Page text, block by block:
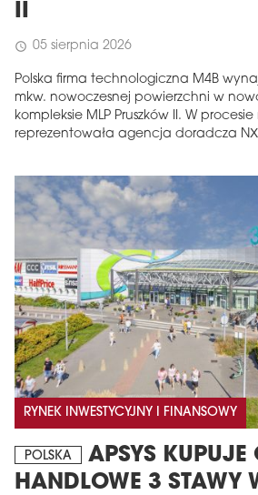
II
schedule 05 sierpnia 2026
Polska firma technologiczna M4B
mkw. nowoczesnej powierzchni w
kompleksie MLP Pruszków II. W
reprezentowała agencja doradcza
RYNEK INWESTYCYJNY I FINANSOWY
POLSKA
APSYS KUPUJE
HANDLOWE 3 STAWY